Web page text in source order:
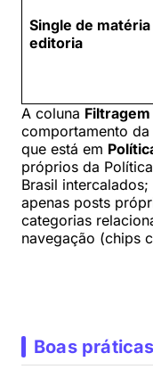
Single de matéria
editoria
A coluna
comportamento
que está em
próprios da
Brasil
apenas posts
categorias
navegação (chips
Boas